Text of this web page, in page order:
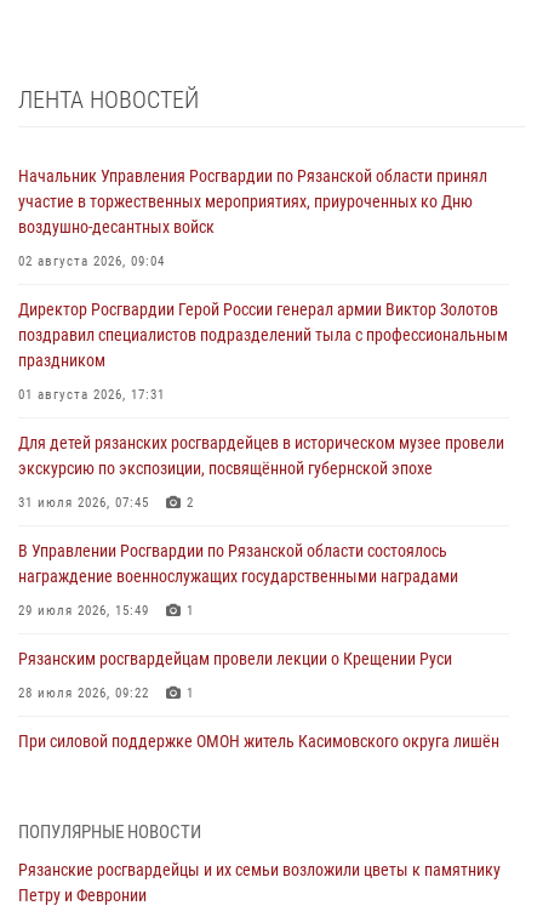
ЛЕНТА НОВОСТЕЙ
Начальник Управления Росгвардии по Рязанской области принял
участие в торжественных мероприятиях, приуроченных ко Дню
воздушно-десантных войск
02 августа 2026, 09:04
Директор Росгвардии Герой России генерал армии Виктор Золотов
поздравил специалистов подразделений тыла с профессиональным
праздником
01 августа 2026, 17:31
Для детей рязанских росгвардейцев в историческом музее провели
экскурсию по экспозиции, посвящённой губернской эпохе
31 июля 2026, 07:45 2
В Управлении Росгвардии по Рязанской области состоялось
награждение военнослужащих государственными наградами
29 июля 2026, 15:49 1
Рязанским росгвардейцам провели лекции о Крещении Руси
28 июля 2026, 09:22 1
При силовой поддержке ОМОН житель Касимовского округа лишён
27 июля 2026, 15:26
Офицер вневедомственной охраны в эфире «Радио России - Рязань»
рассказал о службе во вневедомственной охране
ПОПУЛЯРНЫЕ НОВОСТИ
Рязанские росгвардейцы и их семьи возложили цветы к памятнику
Петру и Февронии